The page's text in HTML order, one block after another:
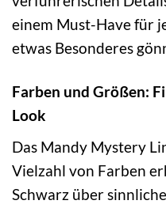
einem Must-Have für
etwas Besonderes
Farben und Größen:
Look
Das Mandy Mystery
Vielzahl von Farben
Schwarz über